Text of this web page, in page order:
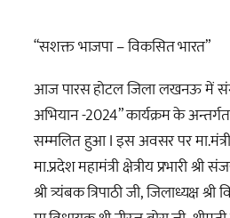
“सशक्त भाजपा – विकसित भारत”
आज पारस होटल जिला लखनऊ में
अभियान -2024” कार्यक्रम के
सम्मलित हुआ I इस अवसर पर
मा.प्रदेश महामंत्री क्षेत्रीय प्रभारी श्री
श्री त्र्यंबक त्रिपाठी जी, जिलाध्यक्ष